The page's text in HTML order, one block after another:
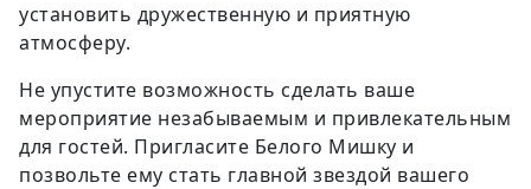
установить дружественную и приятную
атмосферу.
Не упустите возможность сделать ваше
мероприятие незабываемым и привлекательным
для гостей. Пригласите Белого Мишку и
позвольте ему стать главной звездой вашего